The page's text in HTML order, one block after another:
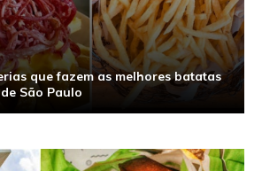
que fazem as melhores batatas
São Paulo